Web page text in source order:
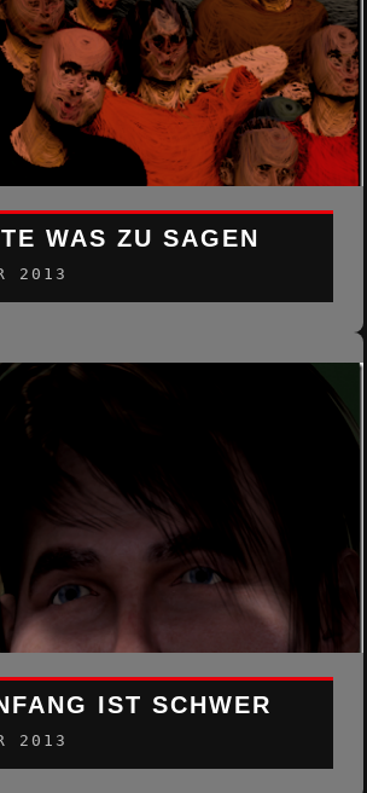
WAS ZU SAGEN
2013
IST SCHWER
2013